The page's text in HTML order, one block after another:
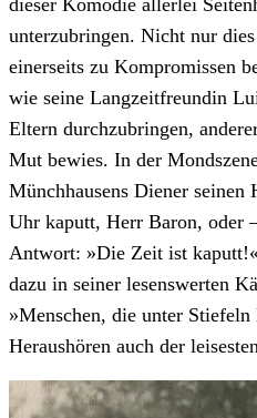
unterzubringen. Nicht nur
einerseits zu Kompromissen
wie seine Langzeitfreundin
Eltern durchzubringen,
Mut bewies. In der
Münchhausens Diener
Uhr kaputt, Herr Baron, oder
Antwort: »Die Zeit ist
dazu in seiner lesenswerten
»Menschen, die unter Stiefeln
Heraushören auch der